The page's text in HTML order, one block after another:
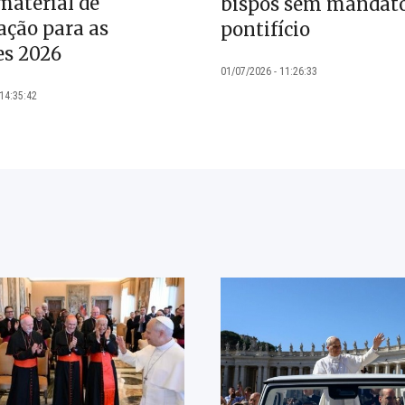
para as
2026
pontifício
01/07/2026 - 11:26:33